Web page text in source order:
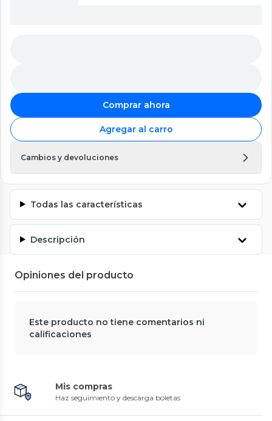
Comprar ahora
Agregar al carro
Cambios y devoluciones
Todas las características
Descripción
Opiniones del producto
Este producto no tiene comentarios ni
calificaciones
Mis compras
Haz seguimiento y descarga boletas